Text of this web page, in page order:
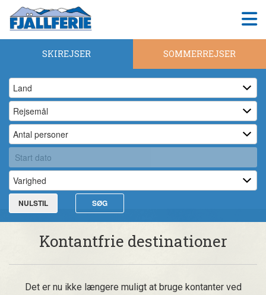
SKIREJSER SOMMERREJSER
NULSTIL SØG
Kontantfrie destinationer
Det er nu ikke længere muligt at bruge kontanter ved